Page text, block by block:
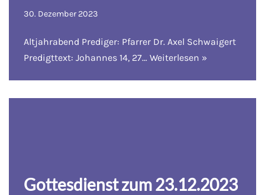
30. Dezember 2023
Altjahrabend Prediger: Pfarrer Dr. Axel Schwaigert
Predigttext: Johannes 14, 27… Weiterlesen »
Gottesdienst zum 23.12.2023